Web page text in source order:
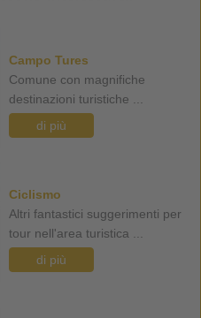
Campo Tures
Comune con magnifiche
destinazioni turistiche ...
di più
Ciclismo
Altri fantastici suggerimenti per
tour nell'area turistica ...
di più